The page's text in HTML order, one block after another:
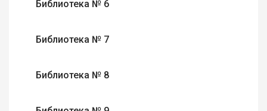
Библиотека № 6
Библиотека № 7
Библиотека № 8